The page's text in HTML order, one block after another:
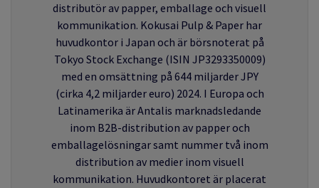
distributör av papper, emballage och visuell
kommunikation. Kokusai Pulp & Paper har
huvudkontor i Japan och är börsnoterat på
Tokyo Stock Exchange (ISIN JP3293350009)
med en omsättning på 644 miljarder JPY
(cirka 4,2 miljarder euro) 2024. I Europa och
Latinamerika är Antalis marknadsledande
inom B2B-distribution av papper och
emballagelösningar samt nummer två inom
distribution av medier inom visuell
kommunikation. Huvudkontoret är placerat